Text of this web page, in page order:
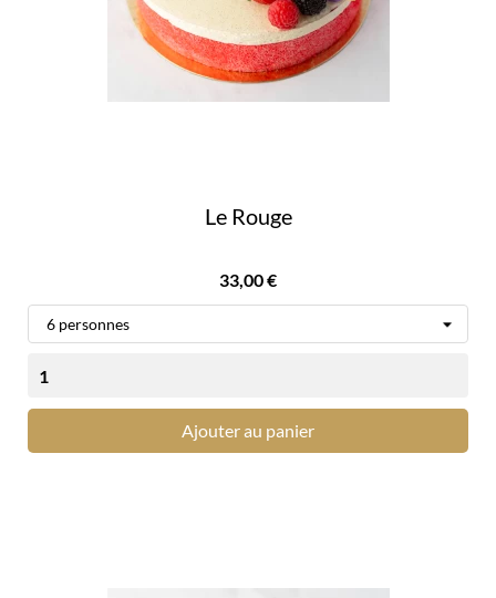
Le Rouge
Prix
33,00 €
Ajouter au panier